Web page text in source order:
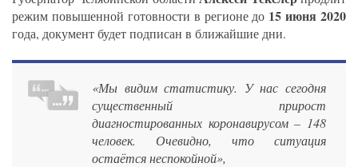
режим повышенной готовности в регионе до 15 июня 2020
года, документ будет подписан в ближайшие дни.
«Мы видим статистику. У нас сегодня
существенный прирост
диагностированных коронавирусом – 148
человек. Очевидно, что ситуация
остаётся неспокойной»,